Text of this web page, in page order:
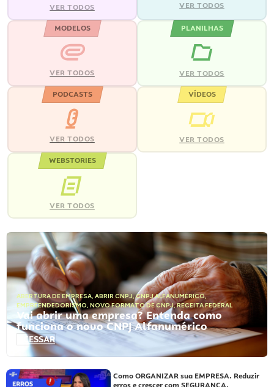
VER TODOS VER TODOS
MODELOS
VER TODOS
PLANILHAS
VER TODOS
PODCASTS
VER TODOS
VÍDEOS
VER TODOS
WEBSTORIES
VER TODOS
ABERTURA DE EMPRESA, ABRIR CNPJ,CNPJ ALFANUMÉRICO,
EMPREENDEDORISMO, NOVO FORMATO DE CNPJ,RECEITA FEDERAL
Vai abrir uma empresa? Entenda como
funciona o novo CNPJ Alfanumérico
ACESSAR
Como ORGANIZAR sua EMPRESA. Reduzir